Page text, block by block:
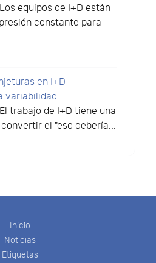
equipos de I+D están
constante para
en I+D
variabilidad
trabajo de I+D tiene una
el "eso debería...
Inicio
Noticias
Etiquetas